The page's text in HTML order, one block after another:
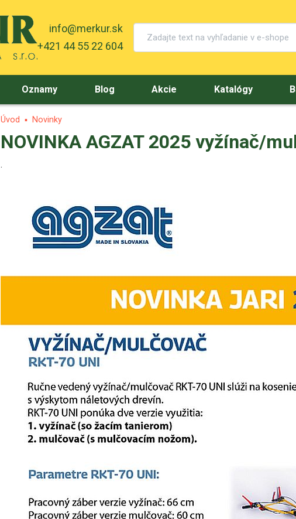
info@merkur.sk
+421 44 55 22 604
Oznamy Blog Akcie Katalógy
Úvod Novinky
NOVINKA AGZAT 2025 vyžínač/
.